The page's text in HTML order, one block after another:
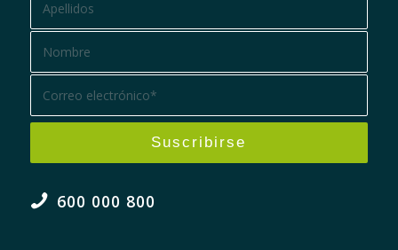
600 000 800